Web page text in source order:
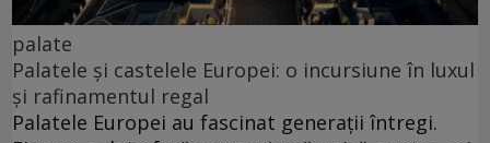
palate
Palatele și castelele Europei: o incursiune în luxul
și rafinamentul regal
Palatele Europei au fascinat generații întregi.